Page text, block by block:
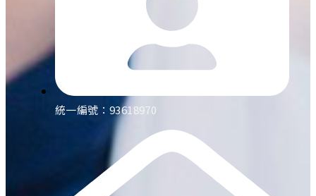
統一編號：93618970